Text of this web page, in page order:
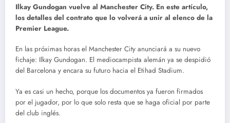
Ilkay Gundogan vuelve al Manchester City. En este artículo,
los detalles del contrato que lo volverá a unir al elenco de la
Premier League.
En las próximas horas el Manchester City anunciará a su nuevo
fichaje: Ilkay Gundogan. El mediocampista alemán ya se despidió
del Barcelona y encara su futuro hacia el Etihad Stadium.
Ya es casi un hecho, porque los documentos ya fueron firmados
por el jugador, por lo que solo resta que se haga oficial por parte
del club inglés.